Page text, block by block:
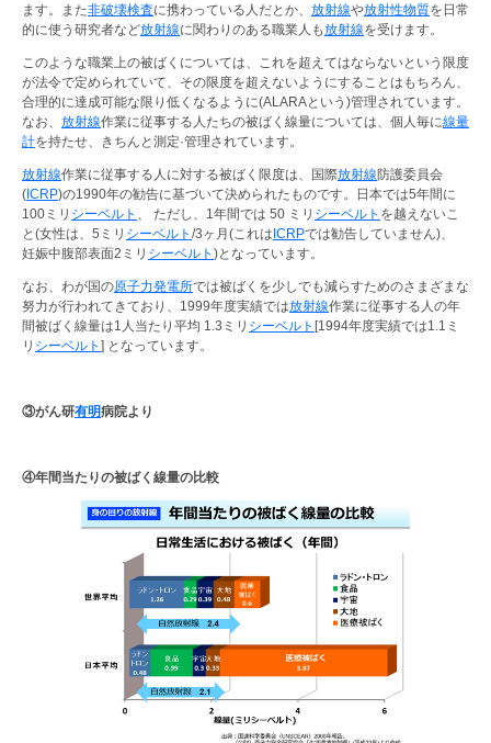
ます。また非破壊検査に携わっている人だとか、 放射線や放射性物質を日常
的に使う研究者など放射線に関わりのある職業人も放射線を受けます。
このような職業上の被ばくについては、これを超えてはならないという限度
が法令で定められていて、その限度を超えないようにすることはもちろん、
合理的に達成可能な限り低くなるように(ALARAという)管理されています。
なお、 放射線作業に従事する人たちの被ばく線量については、個人毎に線量
計を持たせ、きちんと測定·管理されています。
放射線作業に従事する人に対する被ばく限度は、国際放射線 防護委員会
( ICRP)の1990年の勧告に基づいて決められたものです。日本では5年間に
100ミリ シーベルト 、 ただし、1年間では 50 ミリ シーベルト を越えないこ
と(女性は、5ミリ シーベルト /3ヶ月(これは ICRPでは勧告していません)、
妊娠中腹部表面2ミリ シーベルト )となっています。
なお、わが国の原子力発電所では被ばくを少しでも減らすためのさまざまな
努力が行われてきており、1999年度実績では放射線作業に従事する人の年
間被ばく線量は1人当たり平均 1.3ミリ シーベルト [1994年度実績では1.1ミ
リ シーベルト ] となっています。
③がん研有明病院より
④年間当たりの被ばく線量の比較